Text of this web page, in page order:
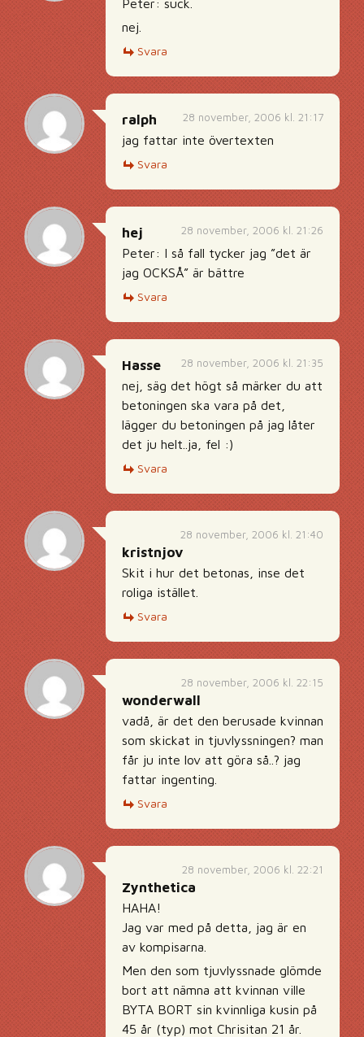
Peter: suck.
nej.
Svara
28 november, 2006 kl. 21:17
ralph
jag fattar inte övertexten
Svara
28 november, 2006 kl. 21:26
hej
Peter: I så fall tycker jag ”det är
jag OCKSÅ” är bättre
Svara
28 november, 2006 kl. 21:35
Hasse
nej, säg det högt så märker du att
betoningen ska vara på det,
lägger du betoningen på jag låter
det ju helt..ja, fel :)
Svara
28 november, 2006 kl. 21:40
kristnjov
Skit i hur det betonas, inse det
roliga istället.
Svara
28 november, 2006 kl. 22:15
wonderwall
vadå, är det den berusade kvinnan
som skickat in tjuvlyssningen? man
får ju inte lov att göra så..? jag
fattar ingenting.
Svara
28 november, 2006 kl. 22:21
Zynthetica
HAHA!
Jag var med på detta, jag är en
av kompisarna.
Men den som tjuvlyssnade glömde
bort att nämna att kvinnan ville
BYTA BORT sin kvinnliga kusin på
45 år (typ) mot Chrisitan 21 år.